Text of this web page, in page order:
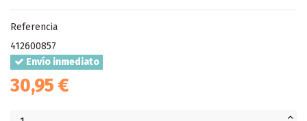
Referencia
412600857
Envío inmediato
30,95 €